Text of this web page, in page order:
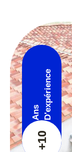
+10
Ans D'expérience